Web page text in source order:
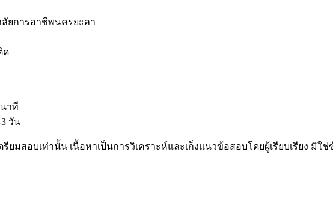
ยการอาชีพนครยะลา
ด
นาที
วัน
มสอบเท่านั้น เนื้อหาเป็นการวิเคราะห์และเก็งแนวข้อสอบโดยผู้เรียบเรียง มิใ